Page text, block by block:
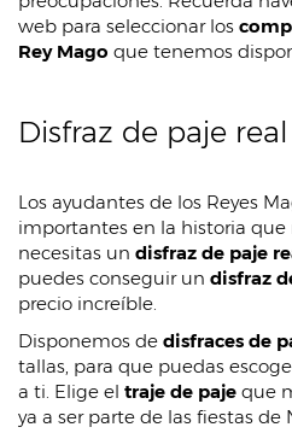
web para seleccionar los
Rey Mago que tenemos
Disfraz de paje
Los ayudantes de los Reyes
importantes en la historia que
necesitas un disfraz de paje
puedes conseguir un disfraz
precio increíble.
Disponemos de disfraces de
tallas, para que puedas
a ti. Elige el traje de paje que
ya a ser parte de las fiestas de